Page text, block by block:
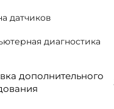
датчиков
диагностика
дополнительного